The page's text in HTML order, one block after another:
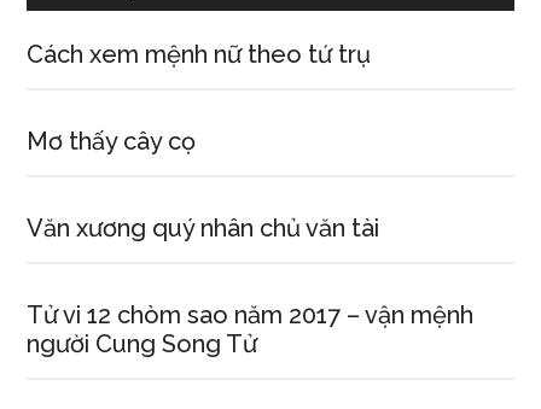
Cách xem mệnh nữ theo tứ trụ
Mơ thấy cây cọ
Văn xương quý nhân chủ văn tài
Tử vi 12 chòm sao năm 2017 – vận mệnh
người Cung Song Tử